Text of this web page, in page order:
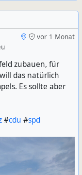
vor 1 Monat
zubauen, für
das natürlich
Es sollte aber
#cdu #spd